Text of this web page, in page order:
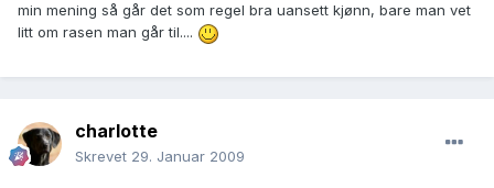
min mening så går det som regel bra uansett kjønn, bare man vet
litt om rasen man går til....
charlotte
Skrevet 29. Januar 2009